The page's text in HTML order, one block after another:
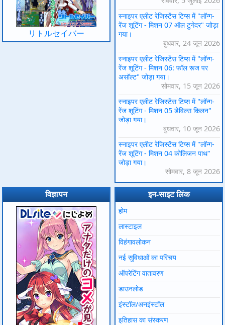
リトルセイバー
स्नाइपर एलीट रेजिस्टेंस टिप्स में "लॉन्ग-
रेंज शूटिंग - मिशन 07 ऑल टुगेदर" जोड़ा
गया।
बुधवार, 24 जून 2026
स्नाइपर एलीट रेजिस्टेंस टिप्स में "लॉन्ग-
रेंज शूटिंग - मिशन 06: फॉल रूज पर
असॉल्ट" जोड़ा गया।
सोमवार, 15 जून 2026
स्नाइपर एलीट रेजिस्टेंस टिप्स में "लॉन्ग-
रेंज शूटिंग - मिशन 05 डेविल्स किलन"
जोड़ा गया।
बुधवार, 10 जून 2026
स्नाइपर एलीट रेजिस्टेंस टिप्स में "लॉन्ग-
रेंज शूटिंग - मिशन 04 कोलिजन पाथ"
जोड़ा गया।
सोमवार, 8 जून 2026
विज्ञापन इन-साइट लिंक
होम
लास्टाइल
विहंगावलोकन
नई सुविधाओं का परिचय
ऑपरेटिंग वातावरण
डाउनलोड
इंस्टॉल/अनइंस्टॉल
इतिहास का संस्करण